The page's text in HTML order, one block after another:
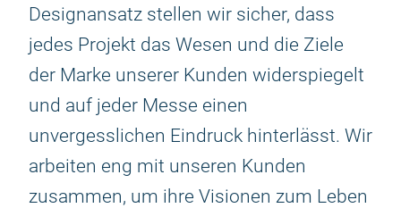
Designansatz stellen wir sicher, dass
jedes Projekt das Wesen und die Ziele
der Marke unserer Kunden widerspiegelt
und auf jeder Messe einen
unvergesslichen Eindruck hinterlässt. Wir
arbeiten eng mit unseren Kunden
zusammen, um ihre Visionen zum Leben